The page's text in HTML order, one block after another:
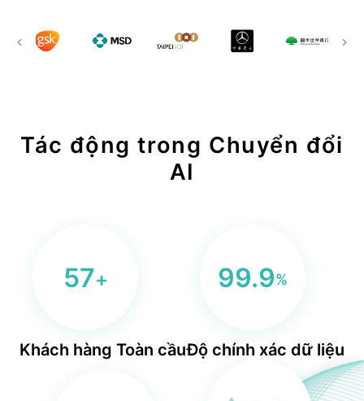
trung tâm dữ liệu
Tác động trong Chuyển đổi
AI
57+
Khách hàng Toàn cầu
99.9%
Độ chính xác dữ liệu